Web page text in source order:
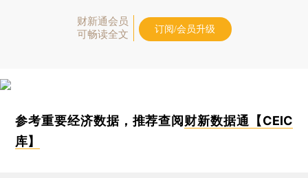
财新通会员
可畅读全文
订阅/会员升级
参考重要经济数据，推荐查阅 财新数据通【CEIC
库】